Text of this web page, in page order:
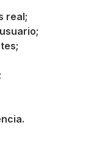
real;